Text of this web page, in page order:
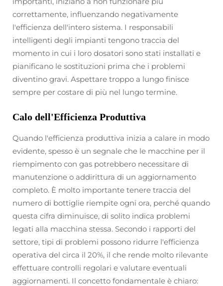
correttamente, influenzando negativamente
l'efficienza dell'intero sistema. I responsabili
intelligenti degli impianti tengono traccia del
momento in cui i loro dosatori sono stati installati e
pianificano le sostituzioni prima che i problemi
diventino gravi. Aspettare troppo a lungo finisce
sempre per costare di più nel lungo termine.
Calo dell'Efficienza Produttiva
Quando l'efficienza produttiva inizia a calare in modo
evidente, spesso è un segnale che le macchine per il
riempimento con gas potrebbero necessitare di
manutenzione o addirittura di un aggiornamento
completo. È molto importante tenere traccia del
numero di bottiglie riempite ogni ora, perché quando
questa cifra diminuisce, di solito indica problemi
legati alla macchina stessa. Secondo i rapporti del
settore, tipi di problemi possono ridurre l'efficienza
operativa del circa il 20%, il che rende molto rilevante
effettuare controlli regolari e valutare eventuali
aggiornamenti. Il concetto fondamentale è chiaro: